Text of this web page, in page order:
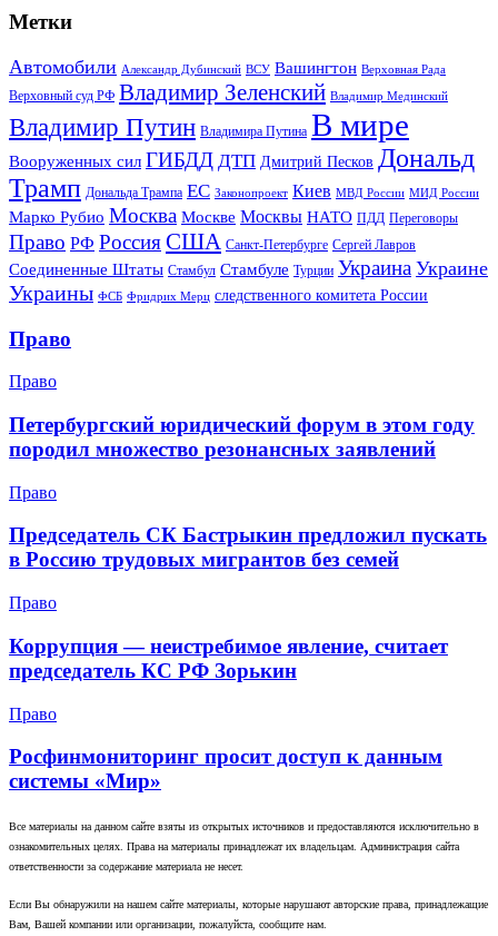
Метки
Автомобили Александр Дубинский ВСУ Вашингтон Верховная Рада
Верховный суд РФ Владимир Зеленский Владимир Мединский
Владимир Путин Владимира Путина В мире
Вооруженных сил ГИБДД ДТП Дмитрий Песков Дональд
Трамп Дональда Трампа ЕС Законопроект Киев МВД России МИД России
Марко Рубио Москва Москве Москвы НАТО ПДД Переговоры
Право РФ РоссияСША Санкт-Петербурге Сергей Лавров
Соединенные Штаты Стамбул Стамбуле Турции Украина Украине
Украины ФСБ Фридрих Мерц следственного комитета России
Право
Право
Петербургский юридический форум в этом году
породил множество резонансных заявлений
Право
Председатель СК Бастрыкин предложил пускать
в Россию трудовых мигрантов без семей
Право
Коррупция — неистребимое явление, считает
председатель КС РФ Зорькин
Право
Росфинмониторинг просит доступ к данным
системы «Мир»
Все материалы на данном сайте взяты из открытых источников и предоставляются исключительно в
ознакомительных целях. Права на материалы принадлежат их владельцам. Администрация сайта
ответственности за содержание материала не несет.
Если Вы обнаружили на нашем сайте материалы, которые нарушают авторские права, принадлежащие
Вам, Вашей компании или организации, пожалуйста, сообщите нам.